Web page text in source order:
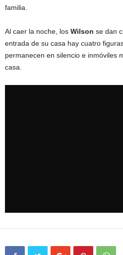
familia.
Al caer la noche, los Wilson se dan
entrada de su casa hay cuatro
permanecen en silencio e inmóviles
casa.